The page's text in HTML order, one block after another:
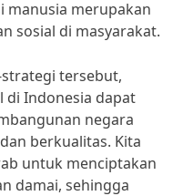
manusia merupakan
sosial di masyarakat.
tersebut,
di Indonesia dapat
negara
berkualitas. Kita
untuk menciptakan
damai, sehingga